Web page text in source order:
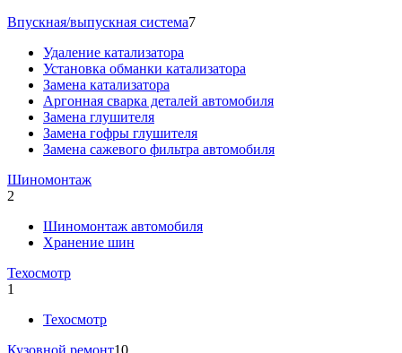
Впускная/выпускная система7
Удаление катализатора
Установка обманки катализатора
Замена катализатора
Аргонная сварка деталей автомобиля
Замена глушителя
Замена гофры глушителя
Замена сажевого фильтра автомобиля
Шиномонтаж
2
Шиномонтаж автомобиля
Хранение шин
Техосмотр
1
Техосмотр
Кузовной ремонт10